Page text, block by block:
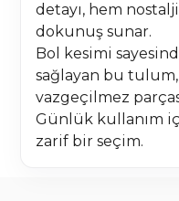
detayı, hem
dokunuş sunar.
Bol kesimi
sağlayan bu
vazgeçilmez
Günlük kullanım
zarif bir seçim.